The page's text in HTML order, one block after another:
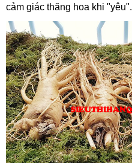
cảm giác thăng hoa khi "yêu".